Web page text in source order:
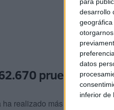
para
desarrollo
datos
inferior de
pruebas
ha realizado más de 31,3